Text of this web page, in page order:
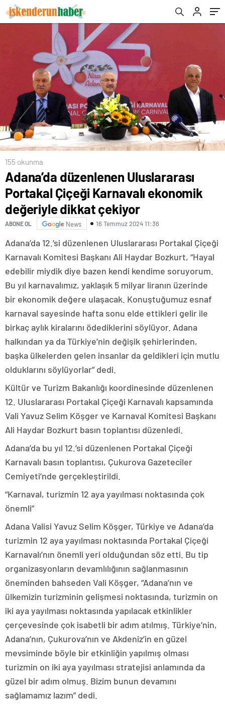
155 okunma
Adana’da düzenlenen Uluslararası
Portakal Çiçeği Karnavalı ekonomik
değeriyle dikkat çekiyor
ABONE OL News 16 Temmuz 2024 11:36
Adana’da 12.’si düzenlenen Uluslararası Portakal Çiçeği
Karnavalı Komitesi Başkanı Ali Haydar Bozkurt, “Hayal
edebilir miydik diye bazen kendi kendime soruyorum.
Bu yıl karnavalımız, yaklaşık 5 milyar liranın üzerinde
bir ekonomik değere ulaşacak. Konuştuğumuz esnaf
karnaval sayesinde hafta sonu elde ettikleri gelir ile
birkaç aylık kiralarını ödediklerini söylüyor. Adana
halkından ya da Türkiye’nin değişik şehirlerinden,
başka ülkelerden gelen insanlar da geldikleri için mutlu
olduklarını söylüyorlar” dedi.
Kültür ve Turizm Bakanlığı koordinesinde düzenlenen
12. Uluslararası Portakal Çiçeği Karnavalı kapsamında
Vali Yavuz Selim Köşger ve Karnaval Komitesi Başkanı
Ali Haydar Bozkurt basın toplantısı düzenledi.
Adana’da bu yıl 12.’si düzenlenen Portakal Çiçeği
Karnavalı basın toplantısı, Çukurova Gazeteciler
Cemiyeti’nde gerçekleştirildi.
“Karnaval, turizmin 12 aya yayılması noktasında çok
önemli”
Adana Valisi Yavuz Selim Köşger, Türkiye ve Adana’da
turizmin 12 aya yayılması noktasında Portakal Çiçeği
Karnavalı’nın önemli yeri olduğundan söz etti. Bu tip
organizasyonların devamlılığının sağlanmasının
öneminden bahseden Vali Köşger, “Adana’nın ve
ülkemizin turizminin gelişmesi noktasında, turizmin on
iki aya yayılması noktasında yapılacak etkinlikler
çerçevesinde çok isabetli bir adım atılmış. Türkiye’nin,
Adana’nın, Çukurova’nın ve Akdeniz’in en güzel
mevsiminde böyle bir etkinliğin yapılmış olması
turizmin on iki aya yayılması stratejisi anlamında da
güzel bir adım olmuş. Bizim bunun devamını
sağlamamız lazım” dedi.